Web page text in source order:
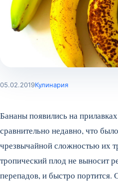
05.02.2019Кулинария
Бананы появились на
сравнительно недавно, что
чрезвычайной сложностью их
тропический плод не выносит
перепадов, и быстро портится.